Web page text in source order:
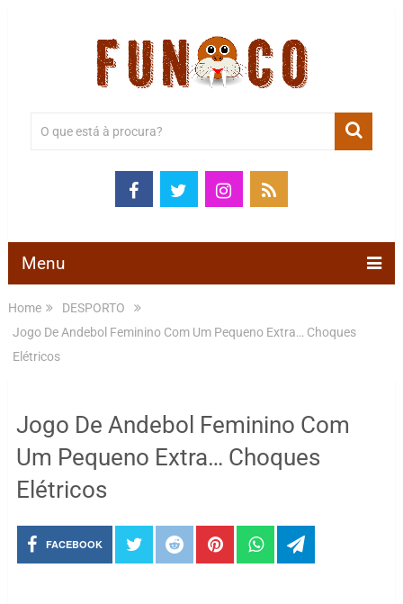
Menu
Home
DESPORTO
Jogo De Andebol Feminino Com Um Pequeno Extra… Choques
Elétricos
Jogo De Andebol Feminino Com
Um Pequeno Extra… Choques
Elétricos
FACEBOOK